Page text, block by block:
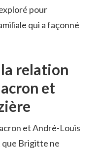
pour
qui a façonné
la relation
et
et André-Louis
que Brigitte ne